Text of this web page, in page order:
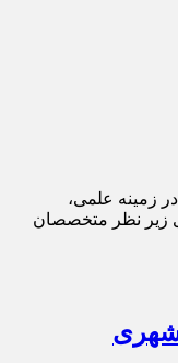
زمینه علمی،
زیر نظر متخصصان
شهری